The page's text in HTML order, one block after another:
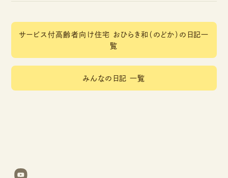
サービス付高齢者向け住宅 おひらき和（のどか）の日記一
覧
みんなの日記 一覧